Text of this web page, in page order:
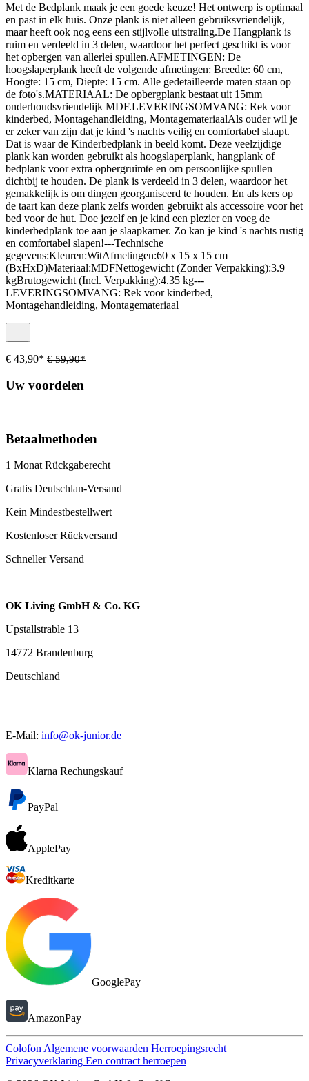
Met de Bedplank maak je een goede keuze! Het ontwerp is optimaal
en past in elk huis. Onze plank is niet alleen gebruiksvriendelijk,
maar heeft ook nog eens een stijlvolle uitstraling.De Hangplank is
ruim en verdeeld in 3 delen, waardoor het perfect geschikt is voor
het opbergen van allerlei spullen.AFMETINGEN: De
hoogslaperplank heeft de volgende afmetingen: Breedte: 60 cm,
Hoogte: 15 cm, Diepte: 15 cm. Alle gedetailleerde maten staan op
de foto's.MATERIAAL: De opbergplank bestaat uit 15mm
onderhoudsvriendelijk MDF.LEVERINGSOMVANG: Rek voor
kinderbed, Montagehandleiding, MontagemateriaalAls ouder wil je
er zeker van zijn dat je kind 's nachts veilig en comfortabel slaapt.
Dat is waar de Kinderbedplank in beeld komt. Deze veelzijdige
plank kan worden gebruikt als hoogslaperplank, hangplank of
bedplank voor extra opbergruimte en om persoonlijke spullen
dichtbij te houden. De plank is verdeeld in 3 delen, waardoor het
gemakkelijk is om dingen georganiseerd te houden. En als kers op
de taart kan deze plank zelfs worden gebruikt als accessoire voor het
bed voor de hut. Doe jezelf en je kind een plezier en voeg de
kinderbedplank toe aan je slaapkamer. Zo kan je kind 's nachts rustig
en comfortabel slapen!---Technische
gegevens:Kleuren:WitAfmetingen:60 x 15 x 15 cm
(BxHxD)Materiaal:MDFNettogewicht (Zonder Verpakking):3.9
kgBrutogewicht (Incl. Verpakking):4.35 kg---
LEVERINGSOMVANG: Rek voor kinderbed,
Montagehandleiding, Montagemateriaal
€ 43,90* € 59,90*
Uw voordelen
Betaalmethoden
1 Monat Rückgaberecht
Gratis Deutschlan-Versand
Kein Mindestbestellwert
Kostenloser Rückversand
Schneller Versand
OK Living GmbH & Co. KG
Upstallstrable 13
14772 Brandenburg
Deutschland
E-Mail: info@ok-junior.de
Klarna Rechungskauf
PayPal
ApplePay
Kreditkarte
GooglePay
AmazonPay
ColofonAlgemene voorwaarden Herroepingsrecht
Privacyverklaring Een contract herroepen